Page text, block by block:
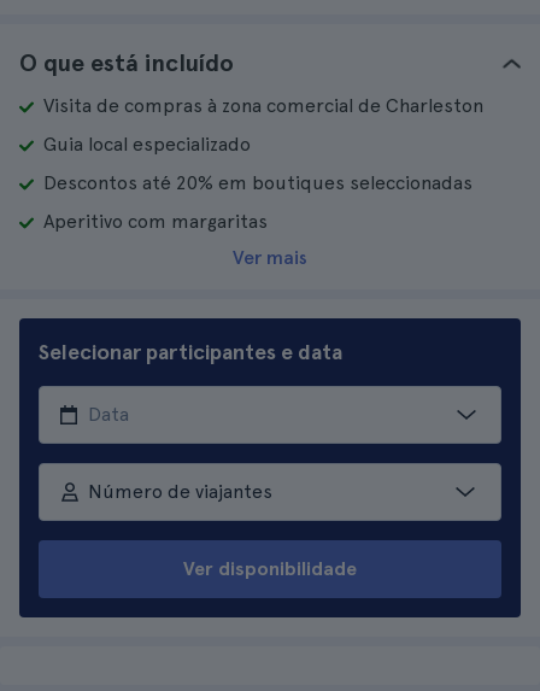
O que está incluído
Visita de compras à zona comercial de Charleston
Guia local especializado
Descontos até 20% em boutiques seleccionadas
Aperitivo com margaritas
Ver mais
Selecionar participantes e data
Número de viajantes
Ver disponibilidade